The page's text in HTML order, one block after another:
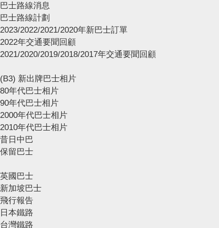
巴士路線消息
巴士路線計劃
2023/2022/2021/2020年新巴士訂單
2022年交通要聞回顧
2021/2020/2019/2018/2017年交通要聞回顧
(B3) 新出牌巴士相片
80年代巴士相片
90年代巴士相片
2000年代巴士相片
2010年代巴士相片
昔日中巴
保留巴士
英國巴士
新加坡巴士
飛行報告
日本鐵路
台灣鐵路